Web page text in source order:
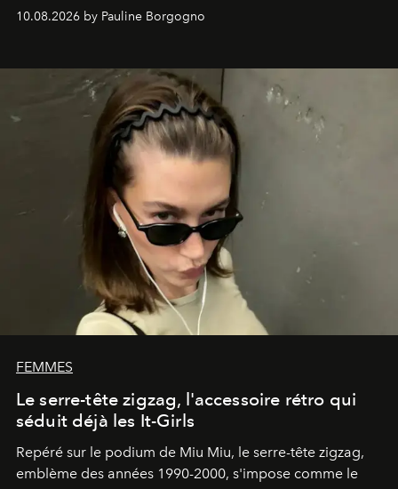
10.08.2026 by Pauline Borgogno
FEMMES
Le serre-tête zigzag, l'accessoire rétro qui
séduit déjà les It-Girls
Repéré sur le podium de Miu Miu, le serre-tête zigzag,
emblème des années 1990-2000, s'impose comme le